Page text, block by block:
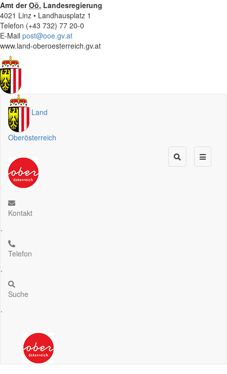
Amt derOö. Landesregierung
4021 Linz • Landhausplatz 1
Telefon (+43 732) 77 20-0
E-Mail post@ooe.gv.at
www.land-oberoesterreich.gv.at
Land
Oberösterreich
Kontakt
.
Telefon
.
Suche
.